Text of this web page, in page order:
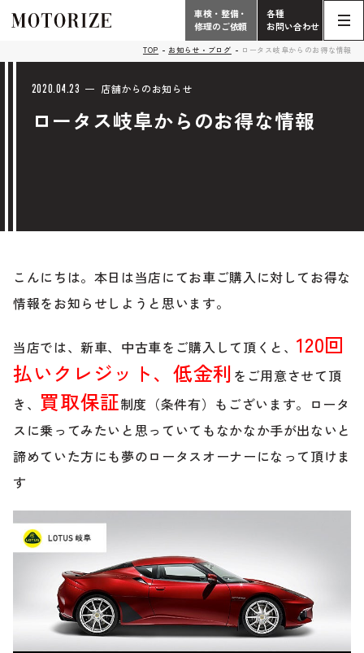
こだわり
車検・整備・修理のご依頼
お問い合わせフォーム
ブランド紹介
ブログ
ケータハム岐阜
プライバシーポリシー
Phone
電話受付時間 10:00 - 18:30（月曜定休）
058-247-8001
タップで電話がかかります
Contact Form
24時間受付対応の
お問い合わせフォームはこちら
買取査定のご依頼
その他のお問い合わせ
中古車探しのご依頼・レンタカーのご相談
Contact
車検・整備・
修理のご依頼
各種
お問い合わせ
TOP お知らせ・ブログ ロータス岐阜からのお得な情報
2020.04.23 店舗からのお知らせ
ロータス岐阜からのお得な情報
こんにちは。本日は当店にてお車ご購入に対してお得な
情報をお知らせしようと思います。
当店では、新車、中古車をご購入して頂くと、120回
払いクレジット、低金利 をご用意させて頂
き、 買取保証制度（条件有）もございます。ロータ
スに乗ってみたいと思っていてもなかなか手が出ないと
諦めていた方にも夢のロータスオーナーになって頂けま
す